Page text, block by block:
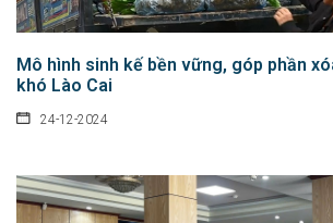
Mô hình sinh kế bền vững, góp phần
khó Lào Cai
24-12-2024